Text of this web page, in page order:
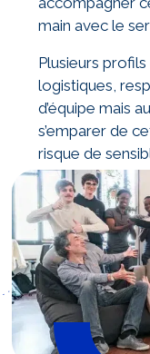
main avec le
Plusieurs profils
logistiques,
d’équipe mais
s’emparer de
risque de